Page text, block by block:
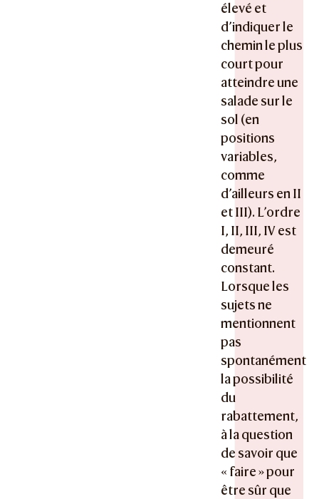
élevé et
d’indiquer le
chemin le plus
court pour
atteindre une
salade sur le
sol (en
positions
variables,
comme
d’ailleurs en II
et III). L’ordre
I, II, III, IV est
demeuré
constant.
Lorsque les
sujets ne
mentionnent
pas
spontanément
la possibilité
du
rabattement,
à la question
de savoir que
« faire » pour
être sûr que